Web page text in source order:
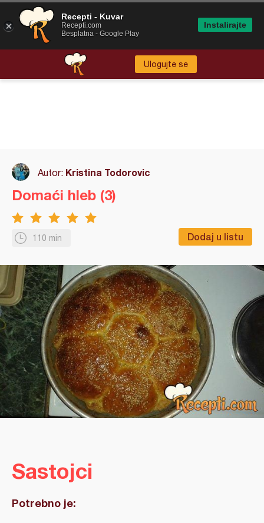
Ulogujte se
Autor: Kristina Todorovic
110 min Dodaj u listu
Domaći hleb (3)
Sastojci
Potrebno je:
Recepti - Kuvar
Recepti.com
Besplatna - Google Play
Instalirajte